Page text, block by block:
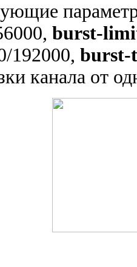
burst-
192000, burst-
канала от